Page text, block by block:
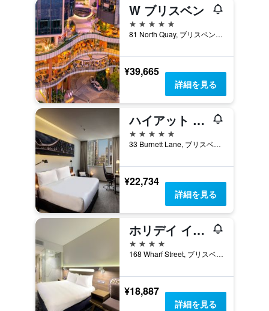
W ブリスベン
5つ星
81 North Quay, ブリスベン, QLD, オーストラリア
¥39,665
詳細を見る
ハイアット リージェンシー ブリスベン
5つ星
33 Burnett Lane, ブリスベン, QLD, オーストラリア
¥22,734
詳細を見る
ホリデイ イン エクスプレス ブリスベン セントラル
4つ星
168 Wharf Street, ブリスベン, QLD, オーストラリア
¥18,887
詳細を見る